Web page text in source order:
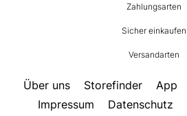
Zahlungsarten
Sicher einkaufen
Versandarten
Über uns Storefinder App
Impressum
Datenschutz